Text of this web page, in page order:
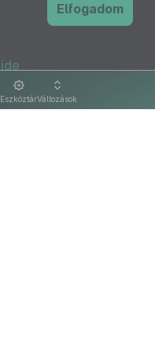
EszköztárVáltozások
ide
Elfogadom